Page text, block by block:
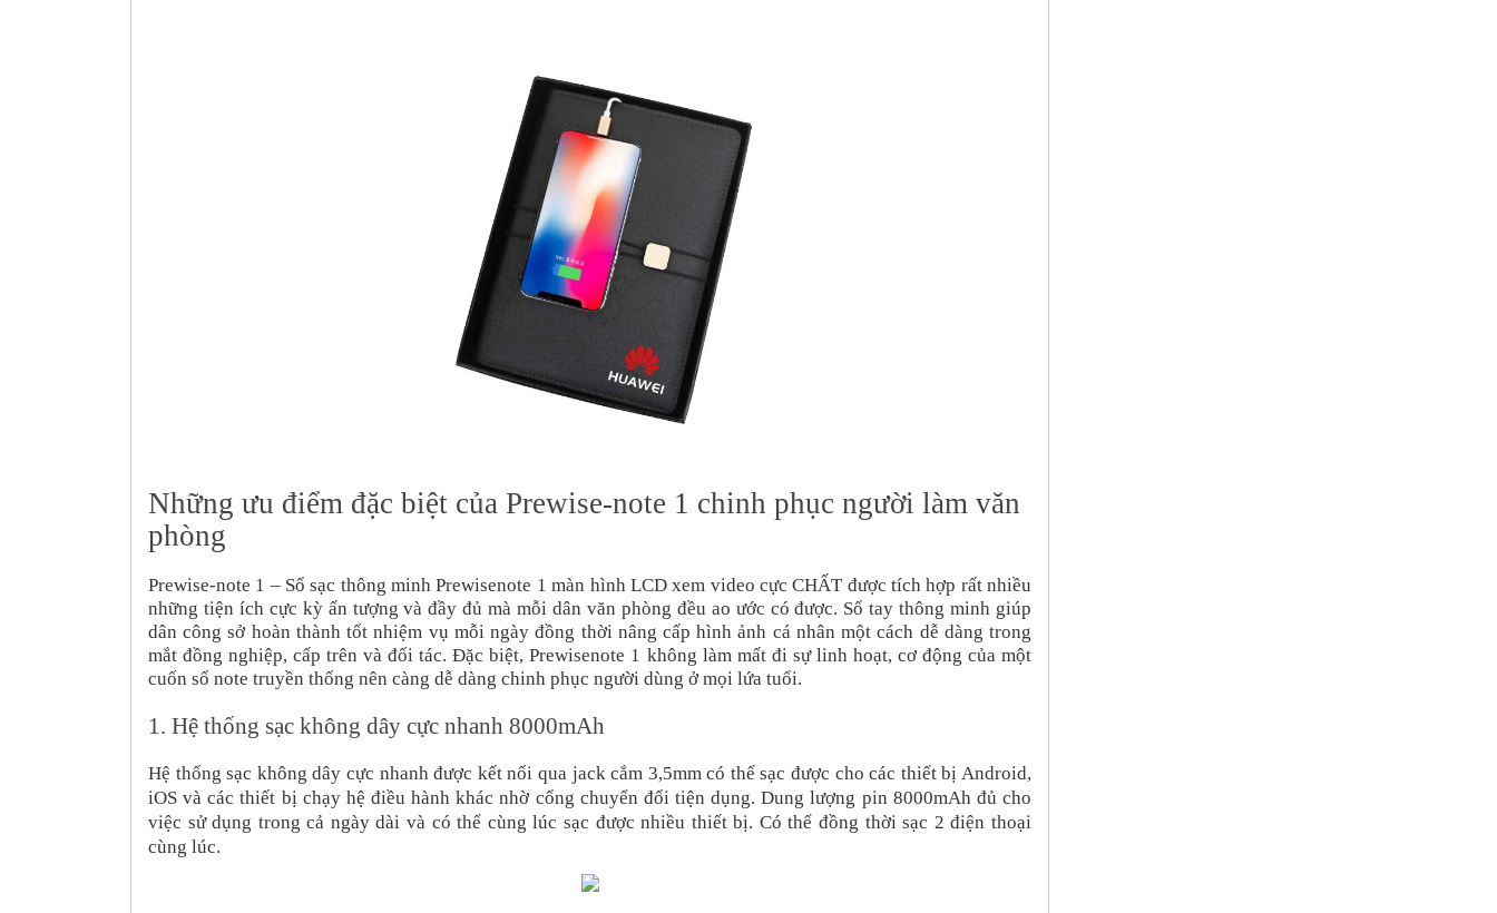
Những ưu điểm đặc biệt của Prewise-note 1 chinh phục người làm văn
phòng
Prewise-note 1 – Sổ sạc thông minh Prewisenote 1 màn hình LCD xem video cực CHẤT được tích hợp rất nhiều
những tiện ích cực kỳ ấn tượng và đầy đủ mà mỗi dân văn phòng đều ao ước có được. Sổ tay thông minh giúp
dân công sở hoàn thành tốt nhiệm vụ mỗi ngày đồng thời nâng cấp hình ảnh cá nhân một cách dễ dàng trong
mắt đồng nghiệp, cấp trên và đối tác. Đặc biệt, Prewisenote 1 không làm mất đi sự linh hoạt, cơ động của một
cuốn sổ note truyền thống nên càng dễ dàng chinh phục người dùng ở mọi lứa tuổi.
1. Hệ thống sạc không dây cực nhanh 8000mAh
Hệ thống sạc không dây cực nhanh được kết nối qua jack cắm 3,5mm có thể sạc được cho các thiết bị Android,
iOS và các thiết bị chạy hệ điều hành khác nhờ cổng chuyển đổi tiện dụng. Dung lượng pin 8000mAh đủ cho
việc sử dụng trong cả ngày dài và có thể cùng lúc sạc được nhiều thiết bị. Có thể đồng thời sạc 2 điện thoại
cùng lúc.